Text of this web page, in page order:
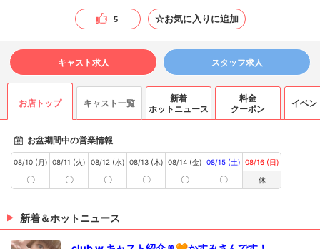
5 ☆お気に入りに追加
キャスト求人 スタッフ求人
お店トップ キャスト一覧
新着
ホットニュース
料金
クーポン
イベン
お盆期間中の営業情報
08/10 (月)
〇
08/11 (火)
〇
08/12 (水)
〇
08/13 (木)
〇
08/14 (金)
〇
08/15 (土)
〇
08/16 (日)
休
新着＆ホットニュース